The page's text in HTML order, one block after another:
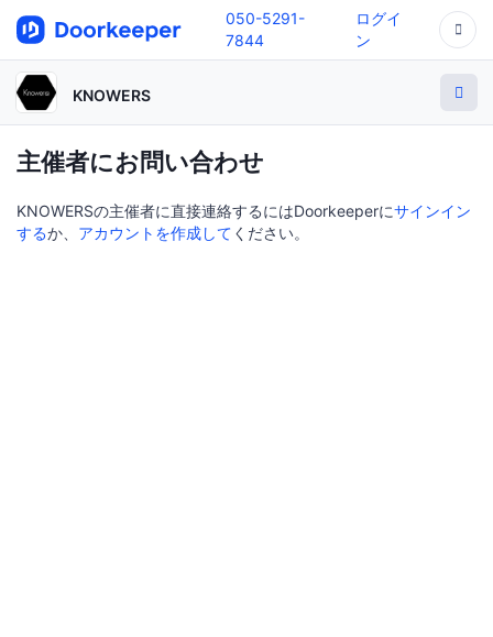
050-5291-
7844
ログイ
ン
KNOWERS
主催者にお問い合わせ
KNOWERSの主催者に直接連絡するにはDoorkeeperにサインイン
するか、 アカウントを作成して ください。